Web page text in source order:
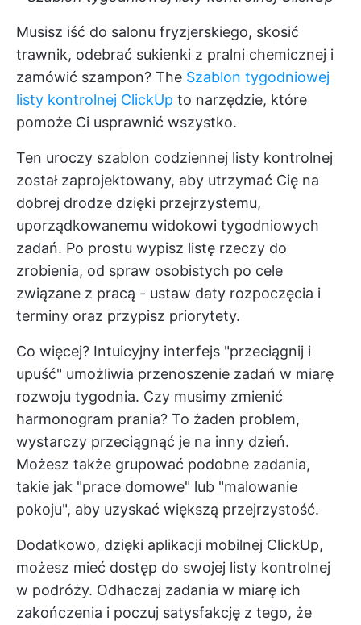
Musisz iść do salonu fryzjerskiego, skosić
trawnik, odebrać sukienki z pralni chemicznej i
zamówić szampon? The Szablon tygodniowej
listy kontrolnej ClickUp to narzędzie, które
pomoże Ci usprawnić wszystko.
Ten uroczy szablon codziennej listy kontrolnej
został zaprojektowany, aby utrzymać Cię na
dobrej drodze dzięki przejrzystemu,
uporządkowanemu widokowi tygodniowych
zadań. Po prostu wypisz listę rzeczy do
zrobienia, od spraw osobistych po cele
związane z pracą - ustaw daty rozpoczęcia i
terminy oraz przypisz priorytety.
Co więcej? Intuicyjny interfejs "przeciągnij i
upuść" umożliwia przenoszenie zadań w miarę
rozwoju tygodnia. Czy musimy zmienić
harmonogram prania? To żaden problem,
wystarczy przeciągnąć je na inny dzień.
Możesz także grupować podobne zadania,
takie jak "prace domowe" lub "malowanie
pokoju", aby uzyskać większą przejrzystość.
Dodatkowo, dzięki aplikacji mobilnej ClickUp,
możesz mieć dostęp do swojej listy kontrolnej
w podróży. Odhaczaj zadania w miarę ich
zakończenia i poczuj satysfakcję z tego, że